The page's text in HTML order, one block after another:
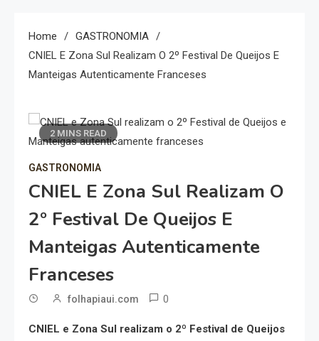
Home
GASTRONOMIA
CNIEL E Zona Sul Realizam O 2º Festival De Queijos E
Manteigas Autenticamente Franceses
2 MINS READ
GASTRONOMIA
CNIEL E Zona Sul Realizam O
2º Festival De Queijos E
Manteigas Autenticamente
Franceses
folhapiaui.com 0
CNIEL e Zona Sul realizam o 2º Festival de Queijos